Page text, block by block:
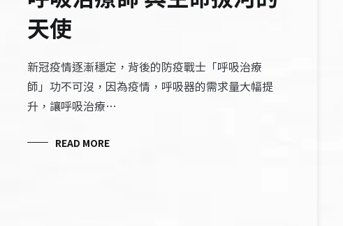
天使
新冠疫情逐漸穩定，背後的防疫戰士「呼吸治療
師」功不可沒，因為疫情，呼吸器的需求量大幅提
升，讓呼吸治療…
READ MORE